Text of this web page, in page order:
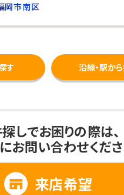
岡市南区
す 沿線・駅か
しでお困りの際は、
お問い合わせくだ
来店希望